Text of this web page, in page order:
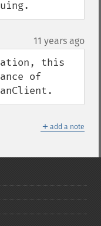
11 years ago
this
of
＋ add a note